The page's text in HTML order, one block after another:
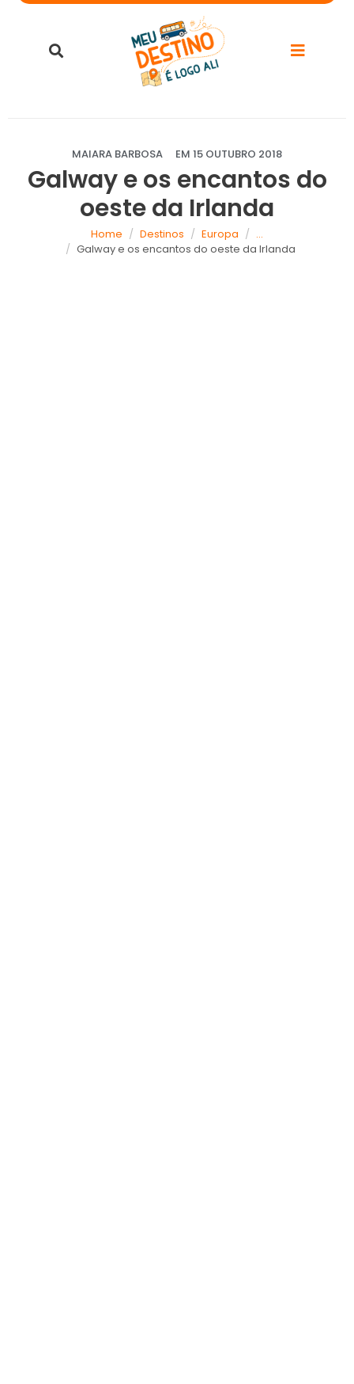
MAIARA BARBOSA EM 15 OUTUBRO 2018
Galway e os encantos do
oeste da Irlanda
Home Destinos Europa
...
Galway e os encantos do oeste da Irlanda